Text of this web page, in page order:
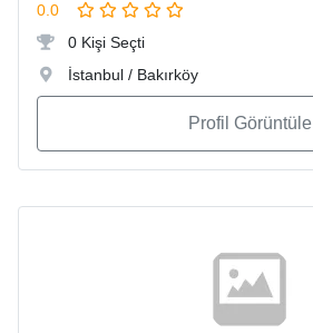
0.0
0 Kişi Seçti
İstanbul / Bakırköy
Profil Görüntüle